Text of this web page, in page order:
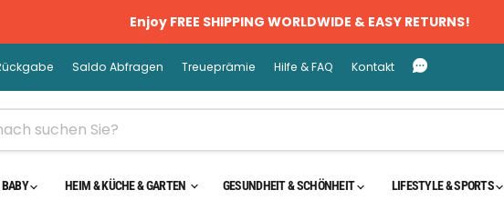
Enjoy FREE SHIPPING WORLDWIDE & EASY RETURNS!
Saldo Abfragen Treueprämie Hilfe & FAQ Kontakt
BABY HEIM & KÜCHE & GARTEN GESUNDHEIT & SCHÖNHEIT LIFESTYLE & SPORTS